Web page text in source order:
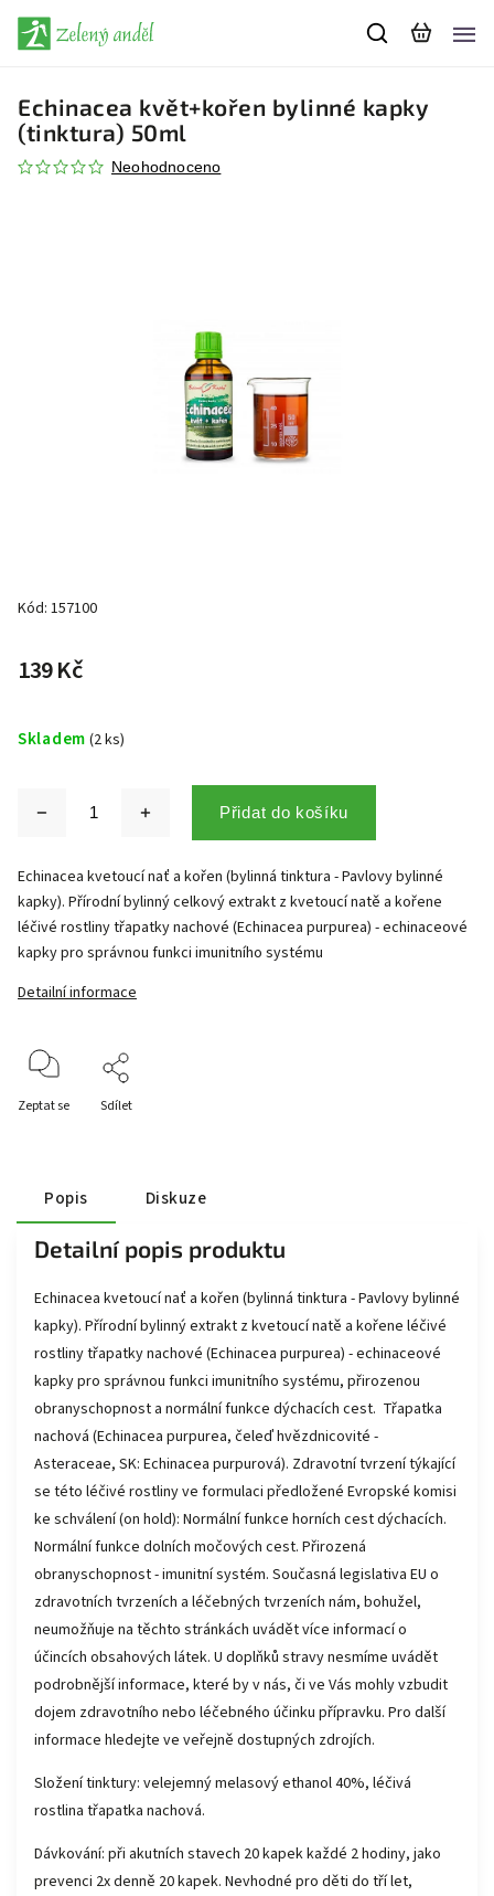
Echinacea květ+kořen bylinné kapky
(tinktura) 50ml
Neohodnoceno
Kód: 157100
139 Kč
Skladem (2 ks)
Přidat do košíku
Echinacea kvetoucí nať a kořen (bylinná tinktura - Pavlovy bylinné
kapky). Přírodní bylinný celkový extrakt z kvetoucí natě a kořene
léčivé rostliny třapatky nachové (Echinacea purpurea) - echinaceové
kapky pro správnou funkci imunitního systému
Detailní informace
Zeptat se Sdílet
Popis Diskuze
Detailní popis produktu
Echinacea kvetoucí nať a kořen (bylinná tinktura - Pavlovy bylinné
kapky). Přírodní bylinný extrakt z kvetoucí natě a kořene léčivé
rostliny třapatky nachové (Echinacea purpurea) - echinaceové
kapky pro správnou funkci imunitního systému, přirozenou
obranyschopnost a normální funkce dýchacích cest. Třapatka
nachová (Echinacea purpurea, čeleď hvězdnicovité -
Asteraceae, SK: Echinacea purpurová). Zdravotní tvrzení týkající
se této léčivé rostliny ve formulaci předložené Evropské komisi
ke schválení (on hold): Normální funkce horních cest dýchacích.
Normální funkce dolních močových cest. Přirozená
obranyschopnost - imunitní systém. Současná legislativa EU o
zdravotních tvrzeních a léčebných tvrzeních nám, bohužel,
neumožňuje na těchto stránkách uvádět více informací o
účincích obsahových látek. U doplňků stravy nesmíme uvádět
podrobnější informace, které by v nás, či ve Vás mohly vzbudit
dojem zdravotního nebo léčebného účinku přípravku. Pro další
informace hledejte ve veřejně dostupných zdrojích.
Složení tinktury: velejemný melasový ethanol 40%, léčivá
rostlina třapatka nachová.
Dávkování: při akutních stavech 20 kapek každé 2 hodiny, jako
prevenci 2x denně 20 kapek. Nevhodné pro děti do tří let,